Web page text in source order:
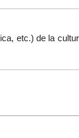
etc.) de la